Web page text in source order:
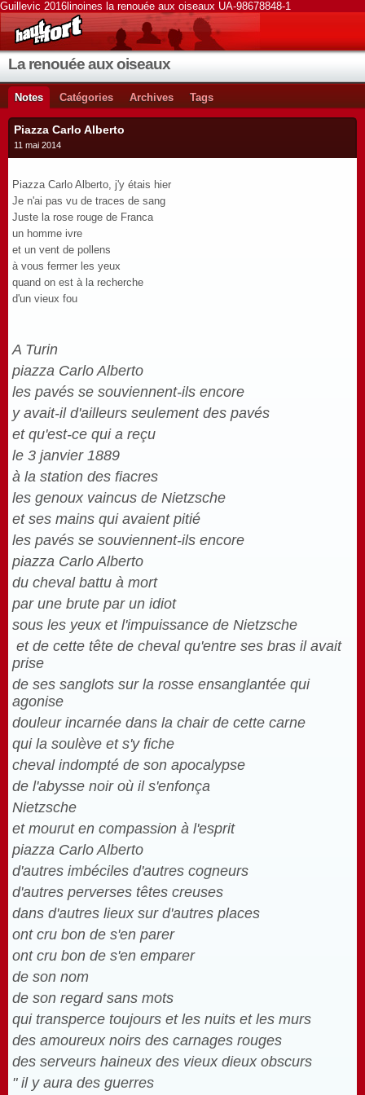
Guillevic 2016linoines la renouée aux oiseaux UA-98678848-1
La renouée aux oiseaux
Notes Catégories Archives Tags
Piazza Carlo Alberto
11 mai 2014
Piazza Carlo Alberto, j'y étais hier
Je n'ai pas vu de traces de sang
Juste la rose rouge de Franca
un homme ivre
et un vent de pollens
à vous fermer les yeux
quand on est à la recherche
d'un vieux fou
A Turin
piazza Carlo Alberto
les pavés se souviennent-ils encore
y avait-il d'ailleurs seulement des pavés
et qu'est-ce qui a reçu
le 3 janvier 1889
à la station des fiacres
les genoux vaincus de Nietzsche
et ses mains qui avaient pitié
les pavés se souviennent-ils encore
piazza Carlo Alberto
du cheval battu à mort
par une brute par un idiot
sous les yeux et l'impuissance de Nietzsche
et de cette tête de cheval qu'entre ses bras il avait
prise
de ses sanglots sur la rosse ensanglantée qui
agonise
douleur incarnée dans la chair de cette carne
qui la soulève et s'y fiche
cheval indompté de son apocalypse
de l'abysse noir où il s'enfonça
Nietzsche
et mourut en compassion à l'esprit
piazza Carlo Alberto
d'autres imbéciles d'autres cogneurs
d'autres perverses têtes creuses
dans d'autres lieux sur d'autres places
ont cru bon de s'en parer
ont cru bon de s'en emparer
de son nom
de son regard sans mots
qui transperce toujours et les nuits et les murs
des amoureux noirs des carnages rouges
des serveurs haineux des vieux dieux obscurs
" il y aura des guerres